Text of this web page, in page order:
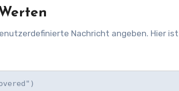
Nachricht angeben. Hier